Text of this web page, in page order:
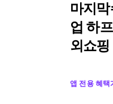
마지
업 하
외쇼
앱 전용 혜택